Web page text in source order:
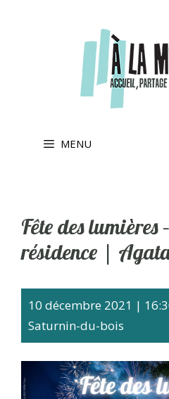
MENU
Fête des lumières
résidence |
10 décembre 2021 |
Saturnin-du-bois